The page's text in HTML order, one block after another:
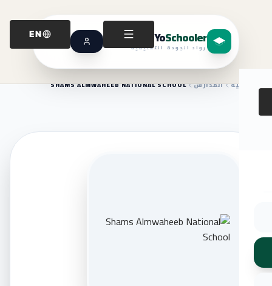
YoSchooler
رواد الجودة التعليمية
EN
الرئيسية المدارس SHAMS ALMWAHEEB NATIONAL SCHOOL